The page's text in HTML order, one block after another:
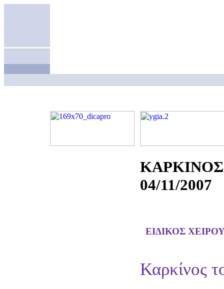
04/11/2007
ΕΙΔΙΚΟΣ
Καρκίνος